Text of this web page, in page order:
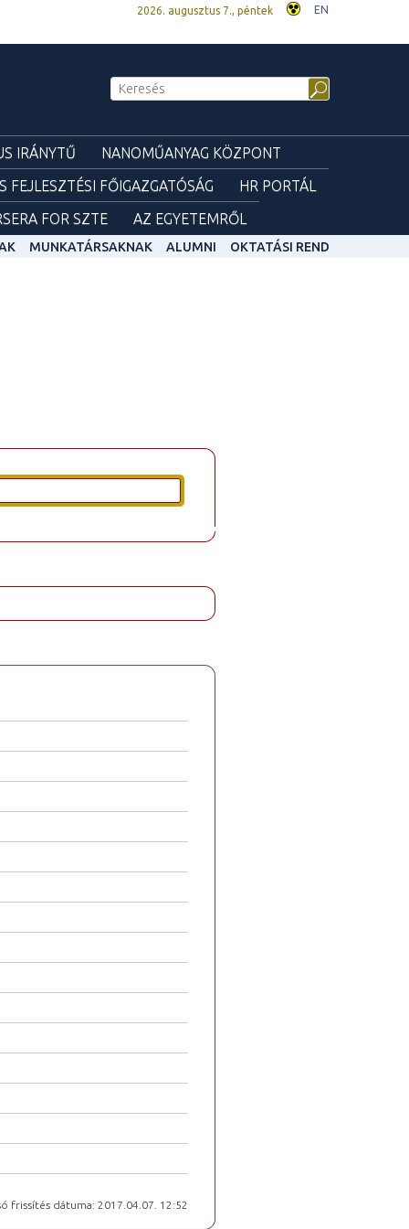
2026. augusztus 7., péntek EN
IRÁNYTŰ
NANOMŰANYAG KÖZPONT
FEJLESZTÉSI FŐIGAZGATÓSÁG
HR PORTÁL
FOR SZTE AZ EGYETEMRŐL
MUNKATÁRSAKNAK ALUMNI OKTATÁSI REND
frissítés dátuma: 2017.04.07. 12:52